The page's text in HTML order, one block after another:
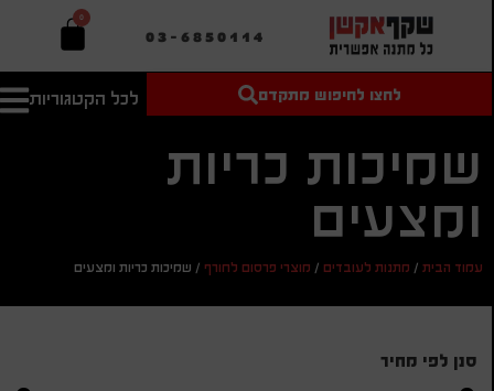
03-6850114
0
לכל הקטגוריות
טקסט חופשי
מחיר מיני'
מחיר מקס'
לחצו לחיפוש מתקדם
שמיכות כריות
ומצעים
עמוד הבית/ מתנות לעובדים/ מוצרי פרסום לחורף/ שמיכות כריות ומצעים
סנן לפי מחיר